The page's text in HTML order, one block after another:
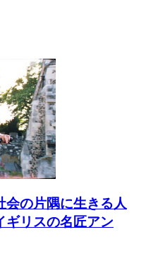
会の片隅に生きる人
ギリスの名匠アン